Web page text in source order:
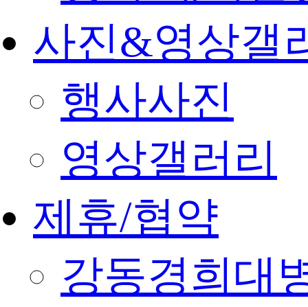
사진&영상갤
행사사진
영상갤러리
제휴/협약
강동경희대